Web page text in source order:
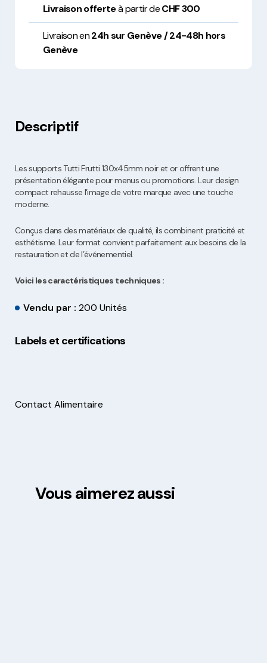
Livraison offerteà partir deCHF 300
Livraison en24h sur Genève / 24-48h hors
Genève
Descriptif
Les supports Tutti Frutti 130x45mm noir et or offrent une
présentation élégante pour menus ou promotions. Leur design
compact rehausse l'image de votre marque avec une touche
moderne.
Conçus dans des matériaux de qualité, ils combinent praticité et
esthétisme. Leur format convient parfaitement aux besoins de la
restauration et de l’événementiel.
Voici les caractéristiques techniques :
Vendu par : 200 Unités
Labels et certifications
Contact Alimentaire
Vous aimerez aussi